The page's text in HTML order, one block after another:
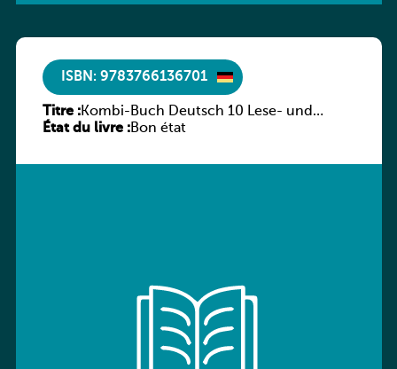
ISBN: 9783766136701
Titre :Kombi-Buch Deutsch 10 Lese- und
Sprachbuch
État du livre :Bon état